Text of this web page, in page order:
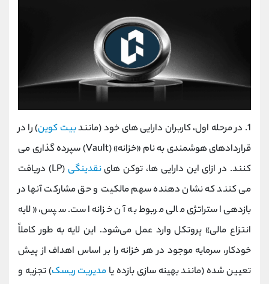
1. در مرحله اول، کاربران دارایی ‌های خود (مانند بیت ‌کوین) را در
قراردادهای هوشمندی به نام «خزانه» (Vault) سپرده‌ گذاری می‌
کنند. در ازای این دارایی ‌ها، توکن‌ هاینقدینگی
(LP) دریافت
می ‌کنند که نشان ‌دهنده سهم مالکیت و حق مشارکت آنها در
بازدهی استراتژی مالی مربوط به آن خزانه است. سپس، «لایه
انتزاع مالی» پروتکل وارد عمل می‌شود. این لایه به ‌طور کاملاً
خودکار، سرمایه موجود در هر خزانه را بر اساس اهداف از پیش
تعیین ‌شده (مانند بهینه ‌سازی بازده یا مدیریت ریسک) تجزیه و